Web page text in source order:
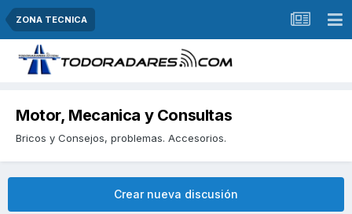
ZONA TECNICA
Motor, Mecanica y Consultas
Bricos y Consejos, problemas. Accesorios.
Crear nueva discusión